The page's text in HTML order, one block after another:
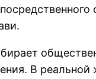
В реальной